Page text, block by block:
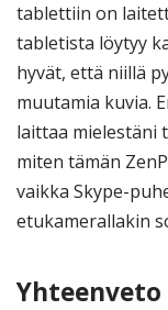
tablettiin on
tabletista löytyy
hyvät, että niillä
muutamia kuvia.
laittaa mielestäni
miten tämän
vaikka Skype-
etukamerallakin
Yhteenveto